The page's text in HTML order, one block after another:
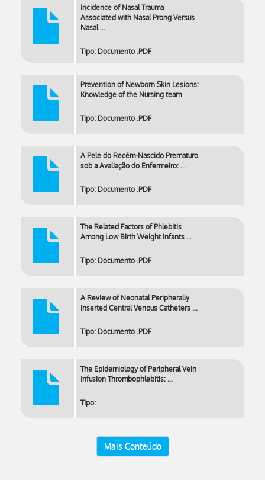
Incidence of Nasal Trauma
Associated with Nasal Prong Versus
Nasal …
Tipo: Documento .PDF
Prevention of Newborn Skin Lesions:
Knowledge of the Nursing team
Tipo: Documento .PDF
A Pele do Recém-Nascido Prematuro
sob a Avaliação do Enfermeiro: …
Tipo: Documento .PDF
The Related Factors of Phlebitis
Among Low Birth Weight Infants …
Tipo: Documento .PDF
A Review of Neonatal Peripherally
Inserted Central Venous Catheters …
Tipo: Documento .PDF
The Epidemiology of Peripheral Vein
Infusion Thrombophlebitis: …
Tipo:
Mais Conteúdo